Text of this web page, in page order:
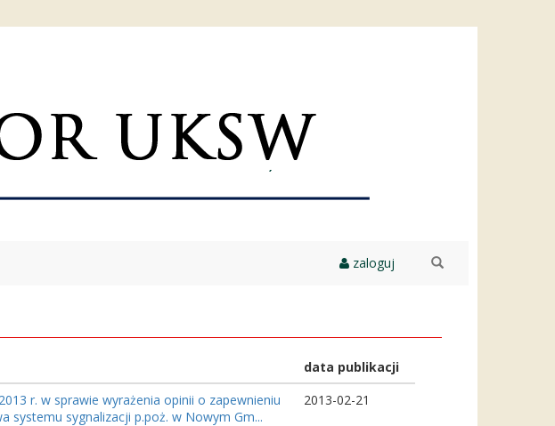
zaloguj
data publikacji
r. w sprawie wyrażenia opinii o zapewnieniu
systemu sygnalizacji p.poż. w Nowym Gm...
2013-02-21